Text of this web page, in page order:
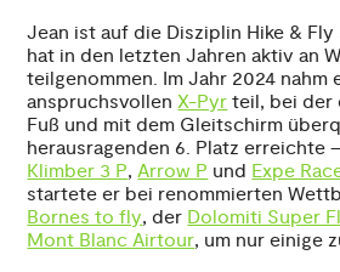
Jean ist auf die Disziplin Hike &
hat in den letzten Jahren aktiv an
teilgenommen. Im Jahr 2024 nahm
anspruchsvollenX-Pyr teil, bei der
Fuß und mit dem Gleitschirm
herausragenden 6. Platz erreichte
Klimber 3 P,Arrow P und Expe
startete er bei renommierten
Bornes to fly, der Dolomiti Super
Mont Blanc Airtour, um nur einige